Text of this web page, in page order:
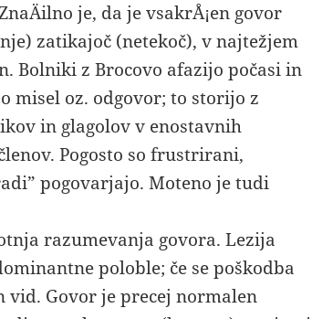
je, da je vsakrÅ¡en govor
zatikajoč (netekoč), v najtežjem
Bolniki z Brocovo afazijo počasi in
misel oz. odgovor; to storijo z
in glagolov v enostavnih
Pogosto so frustrirani,
pogovarjajo. Moteno je tudi
razumevanja govora. Lezija
poloble; če se poškodba
Govor je precej normalen